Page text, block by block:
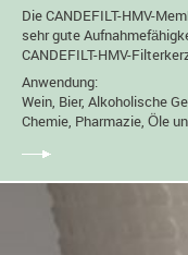
Die CANDEFILT-HMV-
sehr gute
CANDEFILT-HMV-
Anwendung:
Wein, Bier, Alkoholische
Chemie, Pharmazie, Öle